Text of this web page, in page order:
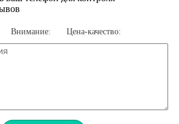
Внимание: Цена-качество: